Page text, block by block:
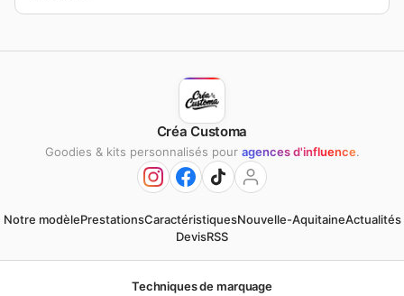
Créa Customa
Goodies & kits personnalisés pour agences d'influence.
Notre modèlePrestationsCaractéristiquesNouvelle-AquitaineActualités
DevisRSS
Techniques de marquage